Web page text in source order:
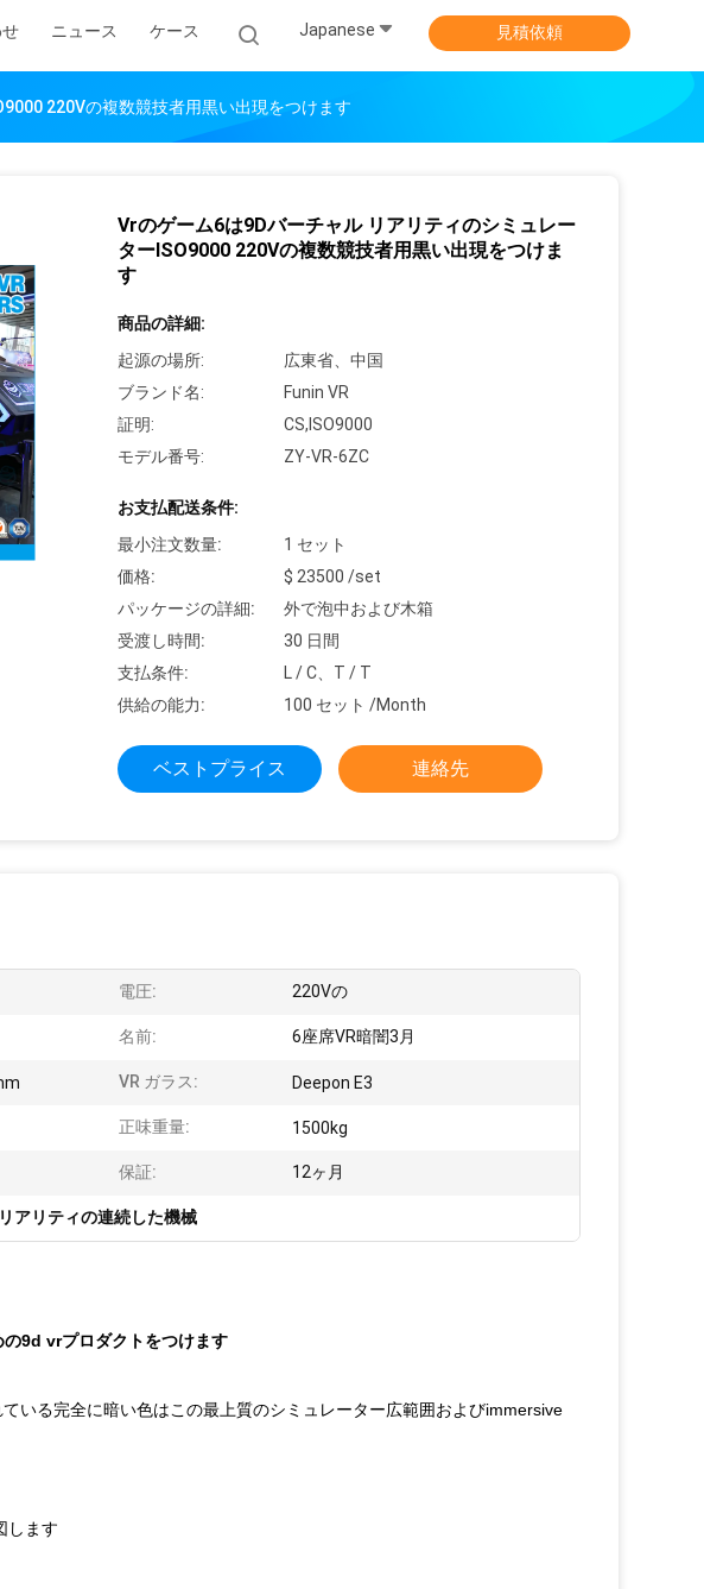
ニュース ケース Japanese 見積依頼
220Vの複数競技者用黒い出現をつけます
Vrのゲーム6は9Dバーチャル リアリティのシミュレー
ターISO9000 220Vの複数競技者用黒い出現をつけま
す
商品の詳細:
起源の場所:
広東省、中国
ブランド名:
Funin VR
証明:
CS,ISO9000
モデル番号:
ZY-VR-6ZC
お支払配送条件:
最小注文数量:
1 セット
価格:
$ 23500 /set
パッケージの詳細:
外で泡中および木箱
受渡し時間:
30 日間
支払条件:
L / C、T / T
供給の能力:
100 セット /Month
ベストプライス 連絡先
電圧: 220Vの
名前: 6座席VR暗闇3月
VR ガラス: Deepon E3
正味重量: 1500kg
保証: 12ヶ月
アリティの連続した機械
9d vrプロダクトをつけます
いる完全に暗い色はこの最上質のシミュレーター広範囲およびimmersive
します